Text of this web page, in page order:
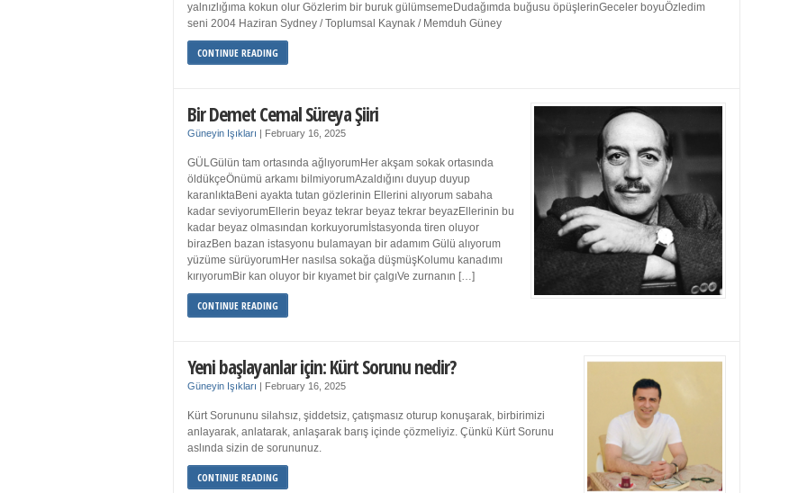
yalnızlığıma kokun olur Gözlerim bir buruk gülümsemeDudağımda buğusu öpüşlerinGeceler boyuÖzledim
seni 2004 Haziran Sydney / Toplumsal Kaynak / Memduh Güney
CONTINUE READING
Bir Demet Cemal Süreya Şiiri
Güneyin Işıkları February 16, 2025
GÜLGülün tam ortasında ağlıyorumHer akşam sokak ortasında
öldükçeÖnümü arkamı bilmiyorumAzaldığını duyup duyup
karanlıktaBeni ayakta tutan gözlerinin Ellerini alıyorum sabaha
kadar seviyorumEllerin beyaz tekrar beyaz tekrar beyazEllerinin bu
kadar beyaz olmasından korkuyorumİstasyonda tiren oluyor
birazBen bazan istasyonu bulamayan bir adamım Gülü alıyorum
yüzüme sürüyorumHer nasılsa sokağa düşmüşKolumu kanadımı
kırıyorumBir kan oluyor bir kıyamet bir çalgıVe zurnanın […]
CONTINUE READING
Yeni başlayanlar için: Kürt Sorunu nedir?
Güneyin Işıkları February 16, 2025
Kürt Sorununu silahsız, şiddetsiz, çatışmasız oturup konuşarak, birbirimizi
anlayarak, anlatarak, anlaşarak barış içinde çözmeliyiz. Çünkü Kürt Sorunu
aslında sizin de sorununuz.
CONTINUE READING